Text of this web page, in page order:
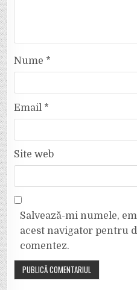
Nume *
Email *
Site web
Salvează-mi numele,
acest navigator pentru
comentez.